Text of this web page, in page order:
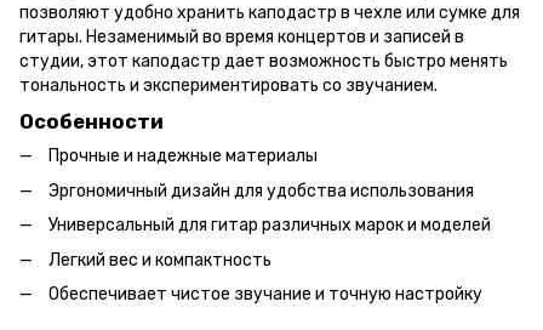
позволяют удобно хранить каподастр в чехле или сумке для
гитары. Незаменимый во время концертов и записей в
студии, этот каподастр дает возможность быстро менять
тональность и экспериментировать со звучанием.
Особенности
Прочные и надежные материалы
Эргономичный дизайн для удобства использования
Универсальный для гитар различных марок и моделей
Легкий вес и компактность
Обеспечивает чистое звучание и точную настройку